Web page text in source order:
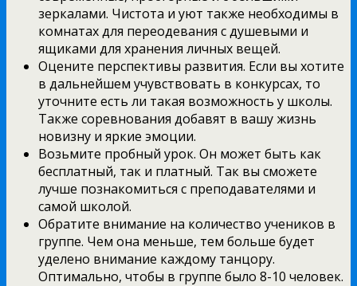
зеркалами. Чистота и уют также необходимы в
комнатах для переодевания с душевыми и
ящиками для хранения личных вещей.
Оцените перспективы развития. Если вы хотите
в дальнейшем учувствовать в конкурсах, то
уточните есть ли такая возможность у школы.
Также соревнования добавят в вашу жизнь
новизну и яркие эмоции.
Возьмите пробный урок. Он может быть как
бесплатный, так и платный. Так вы сможете
лучше познакомиться с преподавателями и
самой школой.
Обратите внимание на количество учеников в
группе. Чем она меньше, тем больше будет
уделено внимание каждому танцору.
Оптимально, чтобы в группе было 8-10 человек.